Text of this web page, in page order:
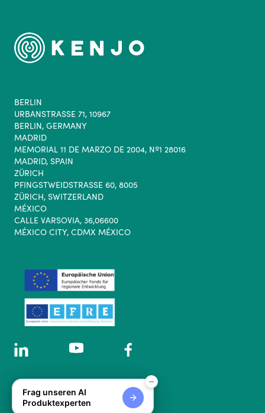
BERLIN
URBANSTRASSE 71, 10967
BERLIN, GERMANY
MADRID
MEMORIAL 11 DE MARZO DE 2004, Nº1 28016
MADRID, SPAIN
ZÜRICH
PFINGSTWEIDSTRASSE 60, 8005
ZÜRICH, SWITZERLAND
MÉXICO
CALLE VARSOVIA, 36,06600
MÉXICO CITY, CDMX MÉXICO
© 2026 Kenjo GmbH.
All rights reserved.
Frag unseren AI
Produktexperten